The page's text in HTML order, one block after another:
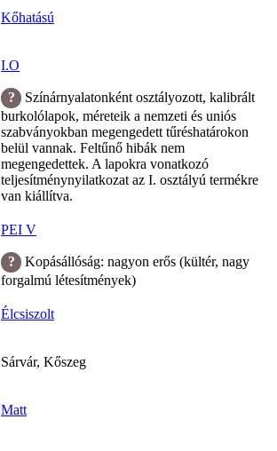
Kőhatású
I.O
Színárnyalatonként osztályozott, kalibrált
burkolólapok, méreteik a nemzeti és uniós
szabványokban megengedett tűréshatárokon
belül vannak. Feltűnő hibák nem
megengedettek. A lapokra vonatkozó
teljesítménynyilatkozat az I. osztályú termékre
van kiállítva.
PEI V
Kopásállóság: nagyon erős (kültér, nagy
forgalmú létesítmények)
Élcsiszolt
Sárvár, Kőszeg
Matt